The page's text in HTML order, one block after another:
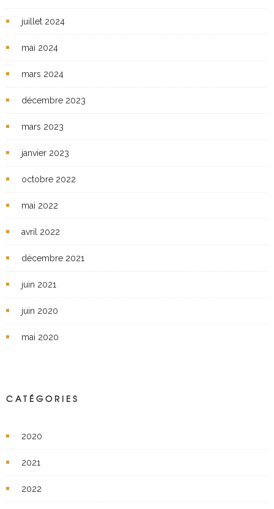
juillet 2024
mai 2024
mars 2024
décembre 2023
mars 2023
janvier 2023
octobre 2022
mai 2022
avril 2022
décembre 2021
juin 2021
juin 2020
mai 2020
CATÉGORIES
2020
2021
2022